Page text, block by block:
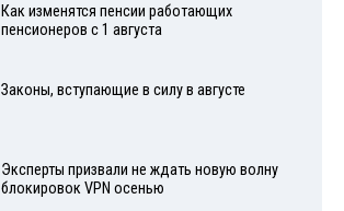
Как изменятся пенсии работающих
пенсионеров с 1 августа
Законы, вступающие в силу в августе
Эксперты призвали не ждать новую волну
блокировок VPN осенью